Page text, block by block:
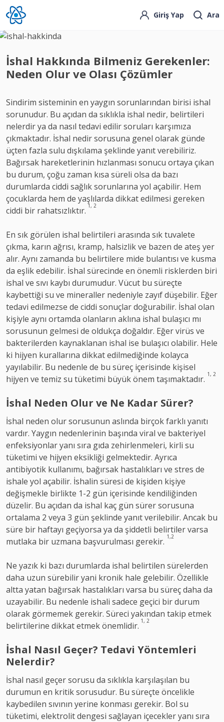
Giriş Yap Ara
İshal Hakkında Bilmeniz Gerekenler:
Neden Olur ve Olası Çözümler
Sindirim sisteminin en yaygın sorunlarından birisi ishal
sorunudur. Bu açıdan da sıklıkla ishal nedir, belirtileri
nelerdir ya da nasıl tedavi edilir soruları karşımıza
çıkmaktadır. İshal nedir sorusuna genel olarak günde
üçten fazla sulu dışkılama şeklinde yanıt verebiliriz.
Bağırsak hareketlerinin hızlanması sonucu ortaya çıkan
bu durum, çoğu zaman kısa süreli olsa da bazı
durumlarda ciddi sağlık sorunlarına yol açabilir. Hem
çocuklarda hem de yaşlılarda dikkat edilmesi gereken
ciddi bir rahatsızlıktır. 1, 2
En sık görülen ishal belirtileri arasında sık tuvalete
çıkma, karın ağrısı, kramp, halsizlik ve bazen de ateş yer
alır. Aynı zamanda bu belirtilere mide bulantısı ve kusma
da eşlik edebilir. İshal sürecinde en önemli risklerden biri
ishal ve sıvı kaybı durumudur. Vücut bu süreçte
kaybettiği su ve mineraller nedeniyle zayıf düşebilir. Eğer
tedavi edilmezse de ciddi sonuçlar doğurabilir. İshal olan
kişiyle aynı ortamda olanların aklına ishal bulaşıcı mı
sorusunun gelmesi de oldukça doğaldır. Eğer virüs ve
bakterilerden kaynaklanan ishal ise bulaşıcı olabilir. Hele
ki hijyen kurallarına dikkat edilmediğinde kolayca
yayılabilir. Bu nedenle de bu süreç içerisinde kişisel
hijyen ve temiz su tüketimi büyük önem taşımaktadır. 1, 2
İshal Neden Olur ve Ne Kadar Sürer?
İshal neden olur sorusunun aslında birçok farklı yanıtı
vardır. Yaygın nedenlerinin başında viral ve bakteriyel
enfeksiyonlar yanı sıra gıda zehirlenmeleri, kirli su
tüketimi ve hijyen eksikliği gelmektedir. Ayrıca
antibiyotik kullanımı, bağırsak hastalıkları ve stres de
ishale yol açabilir. İshalin süresi de kişiden kişiye
değişmekle birlikte 1-2 gün içerisinde kendiliğinden
düzelir. Bu açıdan da ishal kaç gün sürer sorusuna
ortalama 2 veya 3 gün şeklinde yanıt verilebilir. Ancak bu
süre bir haftayı geçiyorsa ya da şiddetli belirtiler varsa
mutlaka bir uzmana başvurulması gerekir. 1,2
Ne yazık ki bazı durumlarda ishal belirtilen sürelerden
daha uzun sürebilir yani kronik hale gelebilir. Özellikle
altta yatan bağırsak hastalıkları varsa bu süreç daha da
uzayabilir. Bu nedenle ishali sadece geçici bir durum
olarak görmemek gerekir. Süreci yakından takip etmek
belirtilerine dikkat etmek önemlidir. 1, 2
İshal Nasıl Geçer? Tedavi Yöntemleri
Nelerdir?
İshal nasıl geçer sorusu da sıklıkla karşılaşılan bu
durumun en kritik sorusudur. Bu süreçte öncelikle
kaybedilen sıvının yerine konması gerekir. Bol su
tüketimi, elektrolit dengesi sağlayan içecekler yanı sıra